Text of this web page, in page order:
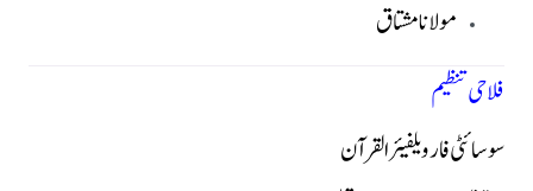
مولانا مشتاق
فلاحی تنظیم
سوسائٹی فار ویلفیئر القرآن